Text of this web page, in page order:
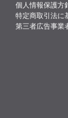
個人情報保護方
特定商取引法に
第三者広告事業